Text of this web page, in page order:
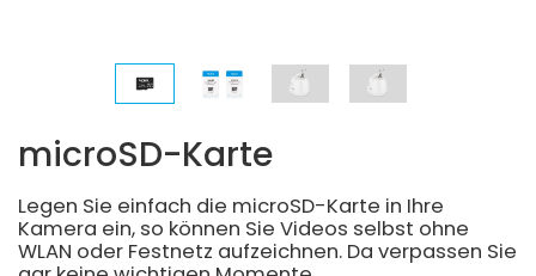
microSD-Karte
Legen Sie einfach die microSD-Karte in Ihre
Kamera ein, so können Sie Videos selbst ohne
WLAN oder Festnetz aufzeichnen. Da verpassen Sie